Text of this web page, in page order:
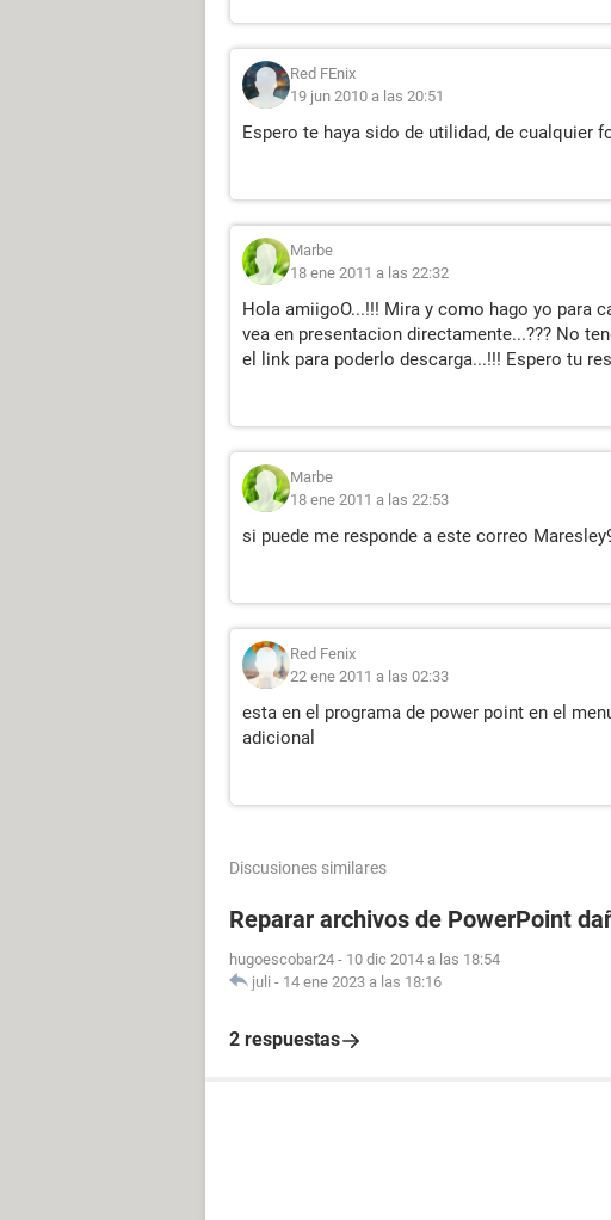
Red FEnix
19 jun 2010 a las 20:51
Espero te haya sido de utilidad, de cualquier
Marbe
18 ene 2011 a las 22:32
Hola amiigoO...!!! Mira y como hago yo para
vea en presentacion directamente...??? No
el link para poderlo descarga...!!! Espero tu
Marbe
18 ene 2011 a las 22:53
si puede me responde a este correo
Red Fenix
22 ene 2011 a las 02:33
esta en el programa de power point en el
adicional
Discusiones similares
Reparar archivos de PowerPoint
hugoescobar24 - 10 dic 2014 a las 18:54
juli - 14 ene 2023 a las 18:16
2 respuestas